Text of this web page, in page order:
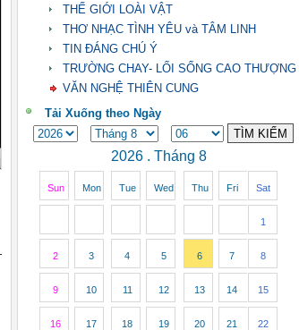
THẾ GIỚI LOÀI VẬT
THƠ NHẠC TÌNH YÊU và TÂM LINH
TIN ĐÁNG CHÚ Ý
TRƯỜNG CHAY- LỐI SỐNG CAO THƯỢNG
VĂN NGHỆ THIÊN CUNG
Tải Xuống theo Ngày
2026 . Tháng 8
Sun Mon Tue Wed Thu Fri Sat
1
2 3 4 5 6 7 8
9 10 11 12 13 14 15
16 17 18 19 20 21 22